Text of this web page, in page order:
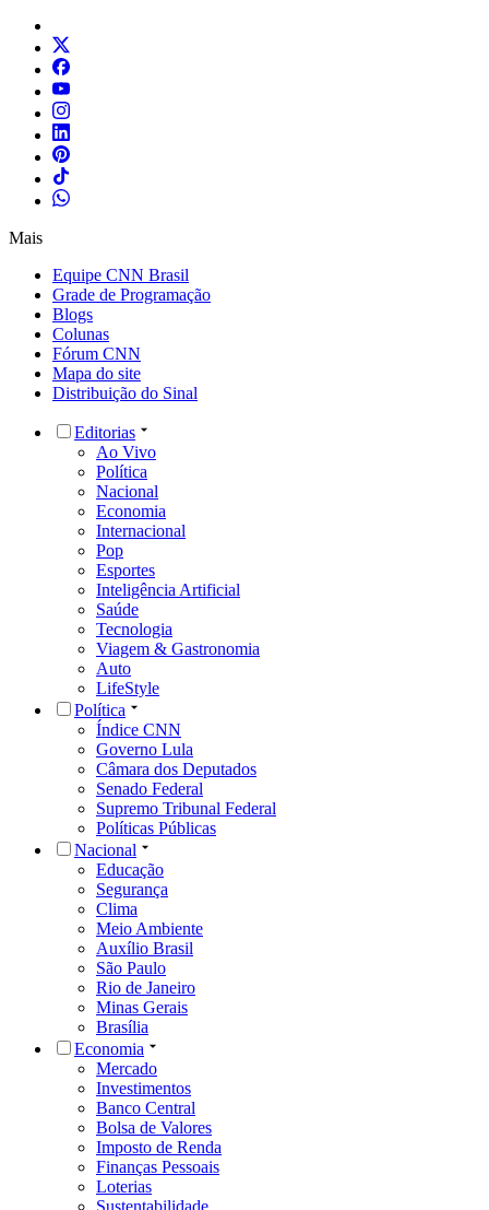
Mais
Equipe CNN Brasil
Grade de Programação
Blogs
Colunas
Fórum CNN
Mapa do site
Distribuição do Sinal
Editorias
Ao Vivo
Política
Nacional
Economia
Internacional
Pop
Esportes
Inteligência Artificial
Saúde
Tecnologia
Viagem & Gastronomia
Auto
LifeStyle
Política
Índice CNN
Governo Lula
Câmara dos Deputados
Senado Federal
Supremo Tribunal Federal
Políticas Públicas
Nacional
Educação
Segurança
Clima
Meio Ambiente
Auxílio Brasil
São Paulo
Rio de Janeiro
Minas Gerais
Brasília
Economia
Mercado
Investimentos
Banco Central
Bolsa de Valores
Imposto de Renda
Finanças Pessoais
Loterias